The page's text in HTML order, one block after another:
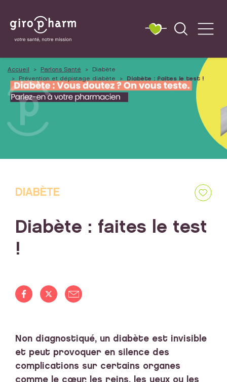
Accueil Parlons Santé
Diabète
Prévention et dépistage diabète
Diabète : faites le test !
DIABÈTE
Diabète : faites le test
!
Non diagnostiqué, un diabète est invisible
et peut provoquer en silence des
complications sur certains organes
comme le cœur, les reins, les yeux ou les